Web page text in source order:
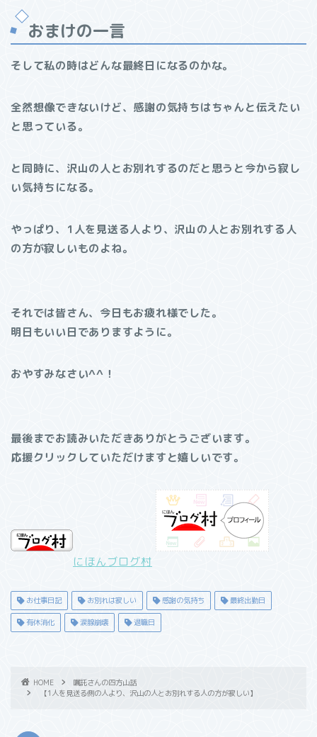
おまけの一言
そして私の時はどんな最終日になるのかな。
全然想像できないけど、感謝の気持ちはちゃんと伝えたい
と思っている。
と同時に、沢山の人とお別れするのだと思うと今から寂し
い気持ちになる。
やっぱり、1人を見送る人より、沢山の人とお別れする人
の方が寂しいものよね。
それでは皆さん、今日もお疲れ様でした。
明日もいい日でありますように。
おやすみなさい^^！
最後までお読みいただきありがとうございます。
応援クリックしていただけますと嬉しいです。
にほんブログ村
お仕事日記 お別れは寂しい 感謝の気持ち 最終出勤日
有休消化 涙腺崩壊 退職日
HOME
嘱託さんの四方山話
【1人を見送る側の人より、沢山の人とお別れする人の方が寂しい】